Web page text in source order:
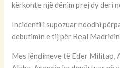
kërkonte një dënim prej dy deri
Incidenti i supozuar ndodhi
debutimin e tij për Real
Mes lëndimeve të Eder Militao,